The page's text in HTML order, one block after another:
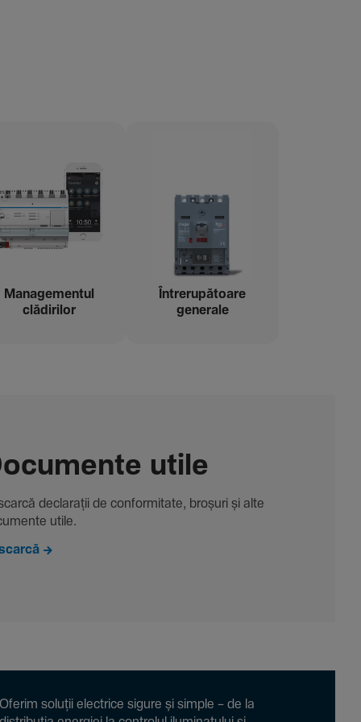
Managementul
clădi­rilor
Între­ru­pă­toare
gene­rale
utile
decla­rații de conformitate, broșuri și alte
utile.
soluții electrice sigure și simple – de la